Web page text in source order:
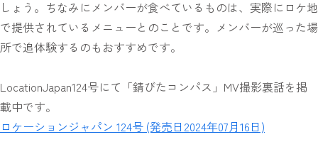
しょう。ちなみにメンバーが食べているものは、実際にロケ地
で提供されているメニューとのことです。メンバーが巡った場
所で追体験するのもおすすめです。
LocationJapan124号にて「錆びたコンパス」MV撮影裏話を掲
載中です。
ロケーションジャパン 124号 (発売日2024年07月16日)